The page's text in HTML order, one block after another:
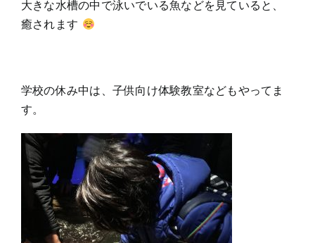
大きな水槽の中で泳いでいる魚などを見ていると、
癒されます
学校の休み中は、子供向け体験教室などもやってま
す。